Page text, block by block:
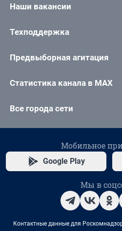
Наши вакансии
Техподдержка
Предвыборная агитация
Статистика канала в MAX
Все города сети
Мобильное
Google Play
Мы в
Контактные данные для